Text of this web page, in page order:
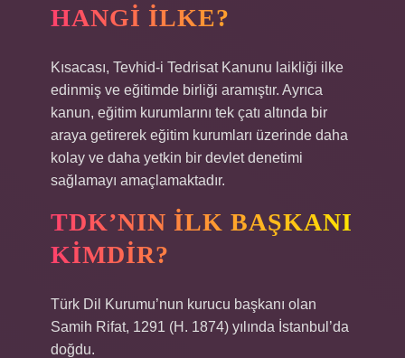
HANGI ILKE?
Kısacası, Tevhid-i Tedrisat Kanunu laikliği ilke
edinmiş ve eğitimde birliği aramıştır. Ayrıca
kanun, eğitim kurumlarını tek çatı altında bir
araya getirerek eğitim kurumları üzerinde daha
kolay ve daha yetkin bir devlet denetimi
sağlamayı amaçlamaktadır.
TDK’NIN ILK BAŞKANI
KIMDIR?
Türk Dil Kurumu’nun kurucu başkanı olan
Samih Rifat, 1291 (H. 1874) yılında İstanbul’da
doğdu.